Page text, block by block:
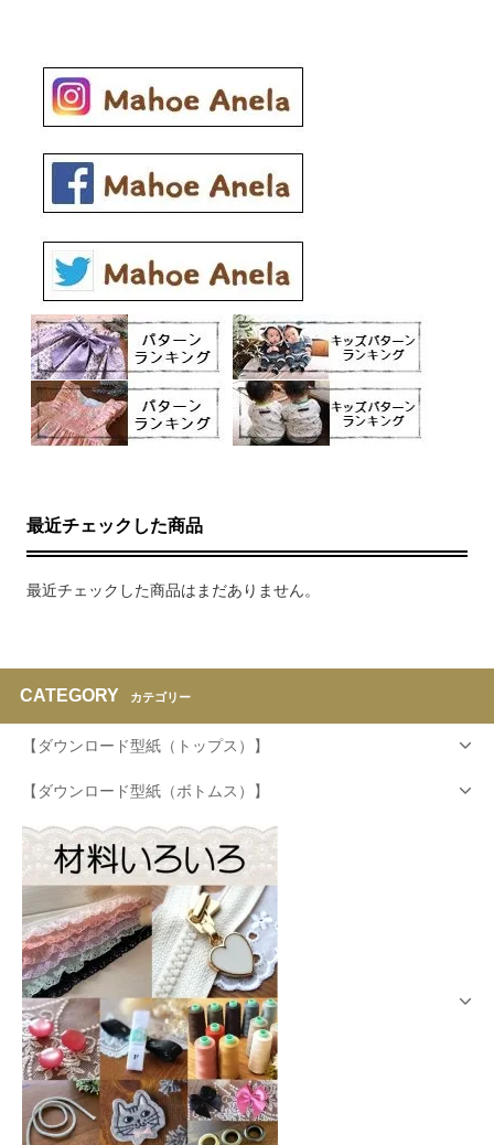
最近チェックした商品
最近チェックした商品はまだありません。
CATEGORY カテゴリー
【ダウンロード型紙（トップス）】
【ダウンロード型紙（ボトムス）】